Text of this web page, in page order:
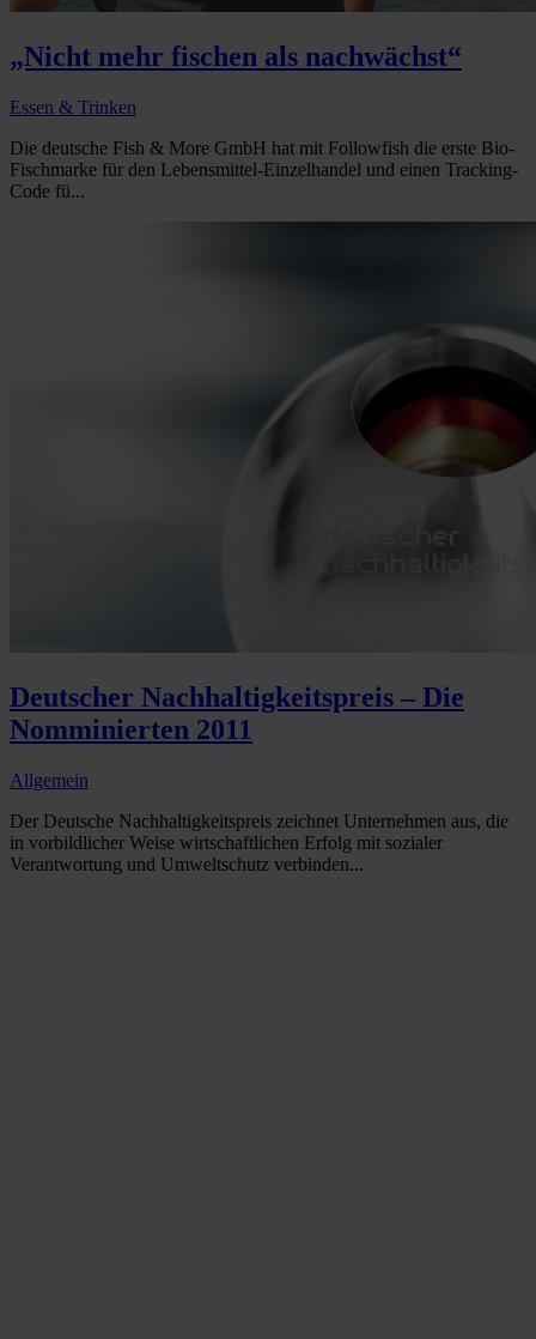
„Nicht mehr fischen als nachwächst“
Essen & Trinken
Die deutsche Fish & More GmbH hat mit Followfish die erste Bio-
Fischmarke für den Lebensmittel-Einzelhandel und einen Tracking-
Code fü...
Deutscher Nachhaltigkeitspreis – Die
Nomminierten 2011
Allgemein
Der Deutsche Nachhaltigkeitspreis zeichnet Unternehmen aus, die
in vorbildlicher Weise wirtschaftlichen Erfolg mit sozialer
Verantwortung und Umweltschutz verbinden...